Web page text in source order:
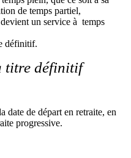
de temps partiel,
un service à temps
définitif.
titre définitif
date de départ en retraite, en
progressive.